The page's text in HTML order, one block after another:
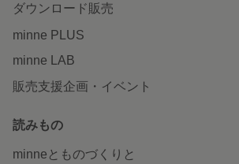
ダウンロード販売
minne PLUS
minne LAB
販売支援企画・イベント
読みもの
minneとものづくりと